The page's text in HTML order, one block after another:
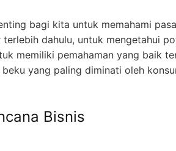
bagi kita untuk memahami
dahulu, untuk mengetahui
memiliki pemahaman yang baik
yang paling diminati oleh
Bisnis